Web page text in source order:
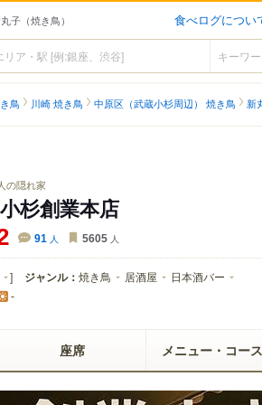
子（焼き鳥） 食べログについ
鳥 川崎 焼き鳥 中原区（武蔵小杉周辺） 焼き鳥 新
の隠れ家
杉創業本店
91 人 5605 人
] ジャンル： 焼き鳥 居酒屋 日本酒バー
-
座席 メニュー・コース